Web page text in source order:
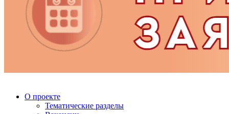
О проекте
Тематические разделы